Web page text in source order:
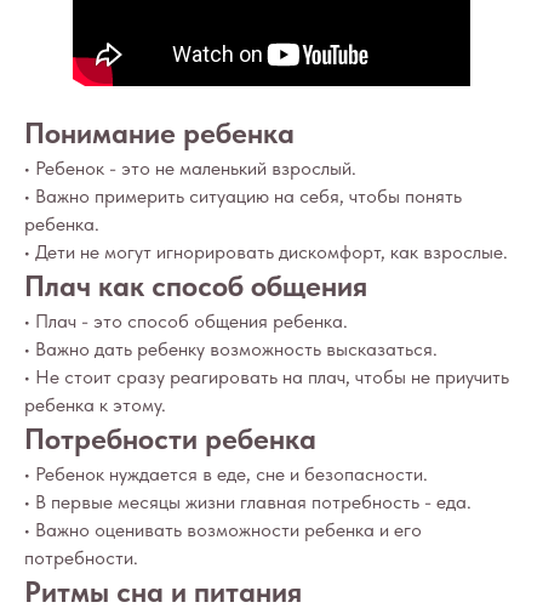
Понимание ребенка
• Ребенок - это не маленький взрослый.
• Важно примерить ситуацию на себя, чтобы понять
ребенка.
• Дети не могут игнорировать дискомфорт, как взрослые.
Плач как способ общения
• Плач - это способ общения ребенка.
• Важно дать ребенку возможность высказаться.
• Не стоит сразу реагировать на плач, чтобы не приучить
ребенка к этому.
Потребности ребенка
• Ребенок нуждается в еде, сне и безопасности.
• В первые месяцы жизни главная потребность - еда.
• Важно оценивать возможности ребенка и его
потребности.
Ритмы сна и питания